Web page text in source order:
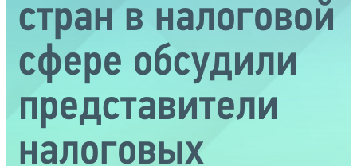
стран в налоговой
сфере обсудили
представители
налоговых